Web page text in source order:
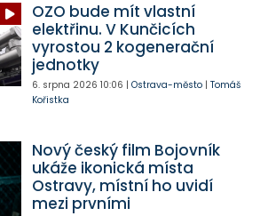
OZO bude mít vlastní
elektřinu. V Kunčicích
vyrostou 2 kogenerační
jednotky
6. srpna 2026 10:06 | Ostrava-město| Tomáš
Kořistka
Nový český film Bojovník
ukáže ikonická místa
Ostravy, místní ho uvidí
mezi prvními